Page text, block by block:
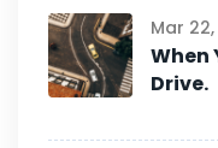
Mar
When
Drive.